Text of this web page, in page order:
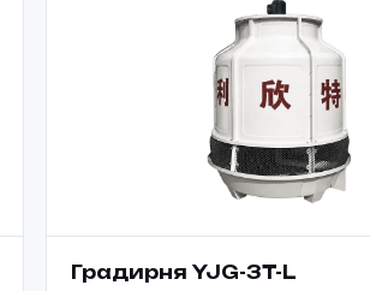
Градирня YJG-3T-L